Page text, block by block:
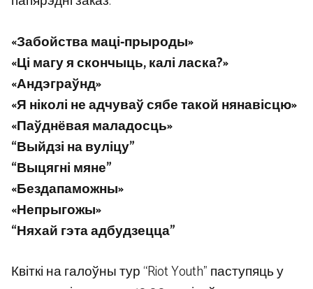
«Забойства маці-прыроды»
«Ці магу я скончыць, калі ласка?»
«Андэграўнд»
«Я ніколі не адчуваў сябе такой нянавісцю»
«Паўднёвая маладосць»
“Выйдзі на вуліцу”
“Выцягні мяне”
«Бездапаможны»
«Непрыгожы»
“Няхай гэта адбудзецца”
Квіткі на галоўны тур “Riot Youth” паступяць у